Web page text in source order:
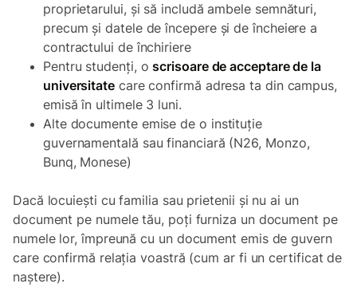
proprietarului, și să includă ambele semnături,
precum și datele de începere și de încheiere a
contractului de închiriere
Pentru studenți, oscrisoare de acceptare de la
universitate care confirmă adresa ta din campus,
emisă în ultimele 3 luni.
Alte documente emise de o instituție
guvernamentală sau financiară (N26, Monzo,
Bunq, Monese)
Dacă locuiești cu familia sau prietenii și nu ai un
document pe numele tău, poți furniza un document pe
numele lor, împreună cu un document emis de guvern
care confirmă relația voastră (cum ar fi un certificat de
naștere).